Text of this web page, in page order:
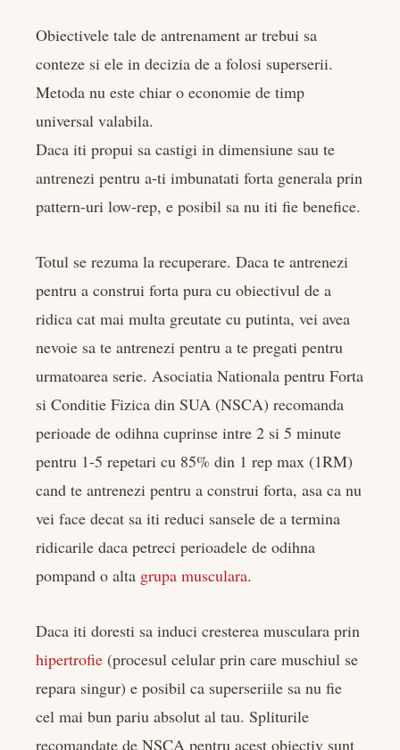
Obiectivele tale de antrenament ar trebui sa
conteze si ele in decizia de a folosi superserii.
Metoda nu este chiar o economie de timp
universal valabila.
Daca iti propui sa castigi in dimensiune sau te
antrenezi pentru a-ti imbunatati forta generala prin
pattern-uri low-rep, e posibil sa nu iti fie benefice.
Totul se rezuma la recuperare. Daca te antrenezi
pentru a construi forta pura cu obiectivul de a
ridica cat mai multa greutate cu putinta, vei avea
nevoie sa te antrenezi pentru a te pregati pentru
urmatoarea serie. Asociatia Nationala pentru Forta
si Conditie Fizica din SUA (NSCA) recomanda
perioade de odihna cuprinse intre 2 si 5 minute
pentru 1-5 repetari cu 85% din 1 rep max (1RM)
cand te antrenezi pentru a construi forta, asa ca nu
vei face decat sa iti reduci sansele de a termina
ridicarile daca petreci perioadele de odihna
pompand o alta grupa musculara.
Daca iti doresti sa induci cresterea musculara prin
hipertrofie (procesul celular prin care muschiul se
repara singur) e posibil ca superseriile sa nu fie
cel mai bun pariu absolut al tau. Spliturile
recomandate de NSCA pentru acest obiectiv sunt